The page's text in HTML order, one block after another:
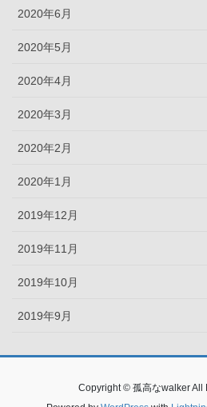
2020年6月
2020年5月
2020年4月
2020年3月
2020年2月
2020年1月
2019年12月
2019年11月
2019年10月
2019年9月
Copyright © 孤高なwalker All